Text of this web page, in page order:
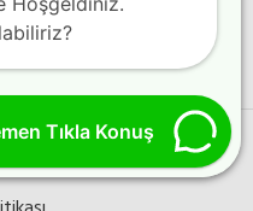
Dijital AjansKreatif
Tıkla Konuş